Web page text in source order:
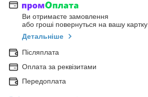
Ви отримаєте замовлення
або гроші повернуться на вашу картку
Детальніше
Післяплата
Оплата за реквізитами
Передоплата